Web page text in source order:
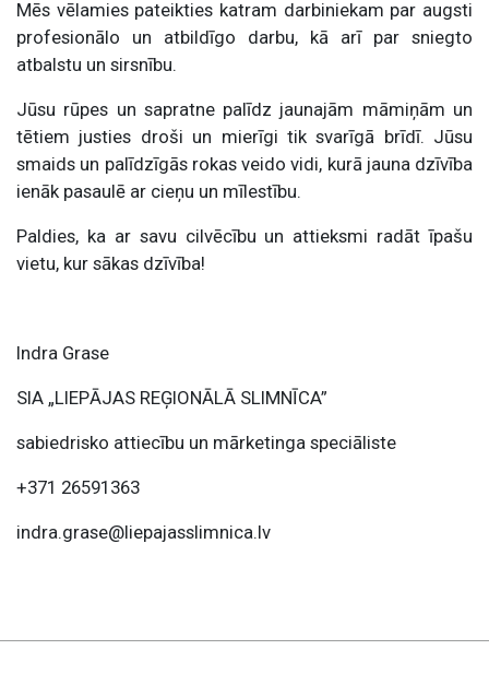
Mēs vēlamies pateikties katram darbiniekam par augsti
profesionālo un atbildīgo darbu, kā arī par sniegto
atbalstu un sirsnību.
Jūsu rūpes un sapratne palīdz jaunajām māmiņām un
tētiem justies droši un mierīgi tik svarīgā brīdī. Jūsu
smaids un palīdzīgās rokas veido vidi, kurā jauna dzīvība
ienāk pasaulē ar cieņu un mīlestību.
Paldies, ka ar savu cilvēcību un attieksmi radāt īpašu
vietu, kur sākas dzīvība!
Indra Grase
SIA „LIEPĀJAS REĢIONĀLĀ SLIMNĪCA”
sabiedrisko attiecību un mārketinga speciāliste
+371 26591363
indra.grase@liepajasslimnica.lv